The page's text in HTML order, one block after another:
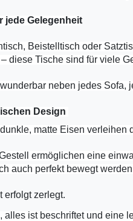
jede Gelegenheit
Beistelltisch oder
diese Tische sind für viele
neben jedes Sofa,
Design
matte Eisen
ermöglichen eine
auch perfekt bewegt
erfolgt zerlegt.
alles ist beschriftet und eine